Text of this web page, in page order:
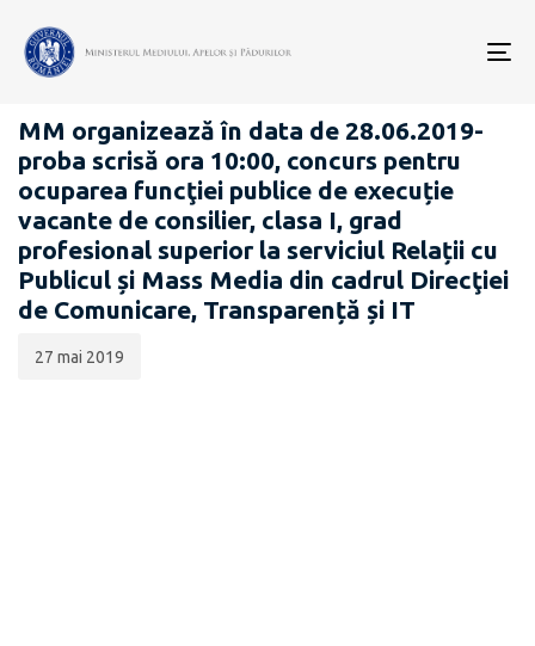
CARIERĂ
MM organizează în data de 28.06.2019-
proba scrisă ora 10:00, concurs pentru
ocuparea funcţiei publice de execuție
vacante de consilier, clasa I, grad
profesional superior la serviciul Relații cu
Publicul și Mass Media din cadrul Direcţiei
de Comunicare, Transparență și IT
publicării:
27 mai 2019